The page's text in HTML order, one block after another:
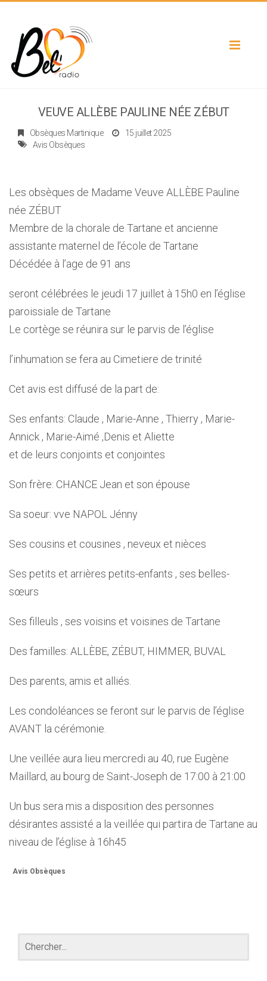
Toggle
VEUVE ALLÈBE PAULINE NÉE ZÉBUT
Obsèques Martinique
15 juillet 2025
Avis Obsèques
Les obsèques de Madame Veuve ALLÈBE Pauline
née ZÉBUT
Membre de la chorale de Tartane et ancienne
assistante maternel de l’école de Tartane
Décédée à l’age de 91 ans
seront célébrées le jeudi 17 juillet à 15h0 en l’église
paroissiale de Tartane
Le cortège se réunira sur le parvis de l’église
l’inhumation se fera au Cimetiere de trinité
Cet avis est diffusé de la part de:
Ses enfants: Claude , Marie-Anne , Thierry , Marie-
Annick , Marie-Aimé ,Denis et Aliette
et de leurs conjoints et conjointes
Son frère: CHANCE Jean et son épouse
Sa soeur: vve NAPOL Jénny
Ses cousins et cousines , neveux et nièces
Ses petits et arrières petits-enfants , ses belles-
sœurs
Ses filleuls , ses voisins et voisines de Tartane
Des familles: ALLÈBE, ZÉBUT, HIMMER, BUVAL
Des parents, amis et alliés.
Les condoléances se feront sur le parvis de l’église
AVANT la cérémonie.
Une veillée aura lieu mercredi au 40, rue Eugène
Maillard, au bourg de Saint-Joseph de 17:00 à 21:00
Un bus sera mis a disposition des personnes
désirantes assisté a la veillée qui partira de Tartane au
niveau de l’église à 16h45
Avis Obsèques